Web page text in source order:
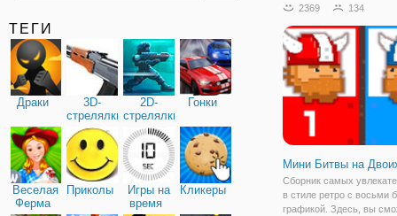
ТЕГИ
Драки
3D-
стрелялки
2D-
стрелялки
Гонки
Веселая
Ферма
Приколы
Игры на
время
Кликеры
2369 134
Мини Битвы на
Сборник самых
в стиле ретро с восьми
графикой. Здесь, вы